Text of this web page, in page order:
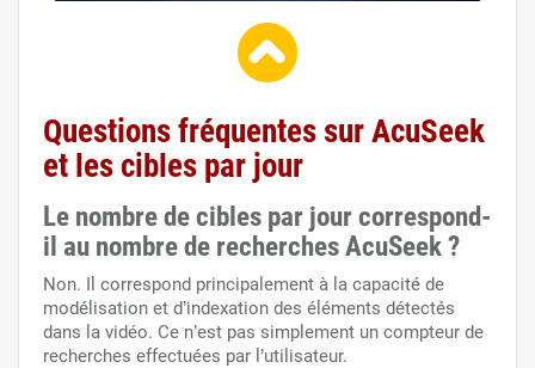
Questions fréquentes sur AcuSeek
et les cibles par jour
Le nombre de cibles par jour correspond-
il au nombre de recherches AcuSeek ?
Non. Il correspond principalement à la capacité de
modélisation et d’indexation des éléments détectés
dans la vidéo. Ce n’est pas simplement un compteur de
recherches effectuées par l’utilisateur.